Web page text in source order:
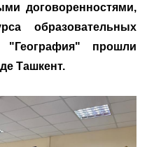
договоренностями,
образовательных
прошли
Ташкент.